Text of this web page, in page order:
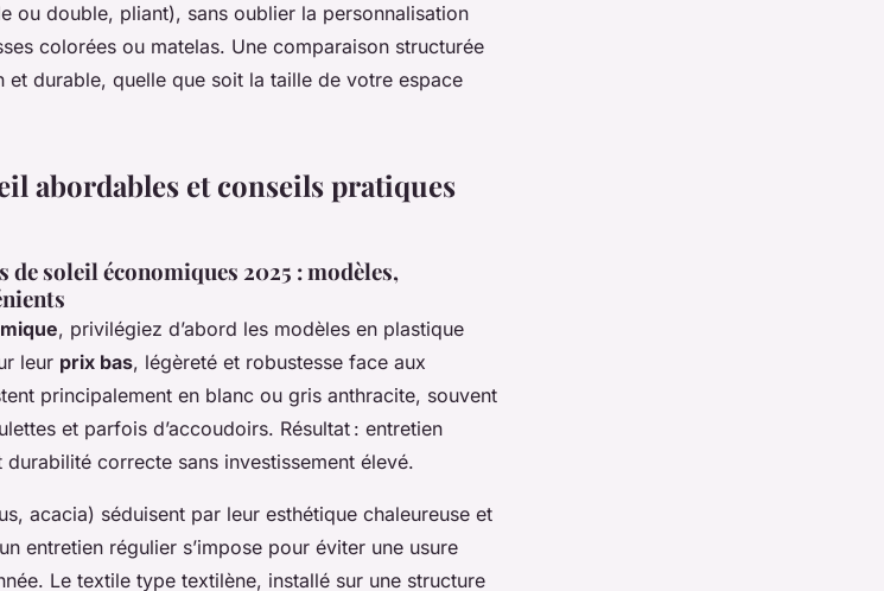
ou double, pliant), sans oublier la personnalisation
colorées ou matelas. Une comparaison structurée
durable, quelle que soit la taille de votre espace
abordables et conseils pratiques
soleil économiques 2025 : modèles,
, privilégiez d’abord les modèles en plastique
leur prix bas, légèreté et robustesse face aux
principalement en blanc ou gris anthracite, souvent
et parfois d’accoudoirs. Résultat : entretien
correcte sans investissement élevé.
acacia) séduisent par leur esthétique chaleureuse et
entretien régulier s’impose pour éviter une usure
Le textile type textilène, installé sur une structure